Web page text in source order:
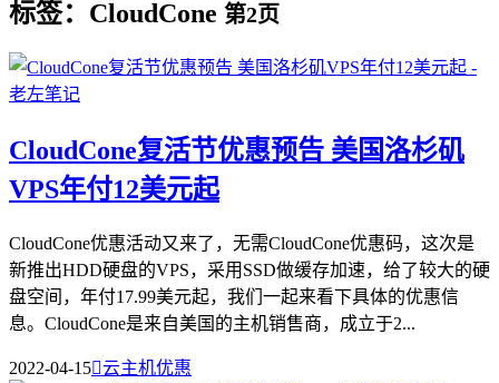
标签：CloudCone 第2页
CloudCone复活节优惠预告 美国洛杉矶
VPS年付12美元起
CloudCone优惠活动又来了，无需CloudCone优惠码，这次是
新推出HDD硬盘的VPS，采用SSD做缓存加速，给了较大的硬
盘空间，年付17.99美元起，我们一起来看下具体的优惠信
息。CloudCone是来自美国的主机销售商，成立于2...
2022-04-15云主机优惠